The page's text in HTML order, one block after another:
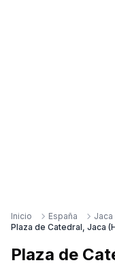
Inicio España Jaca
Plaza de Catedral, Jaca
Plaza de